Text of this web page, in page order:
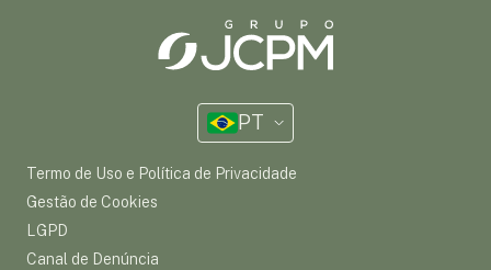
PT
Termo de Uso e Política de Privacidade
Gestão de Cookies
LGPD
Canal de Denúncia